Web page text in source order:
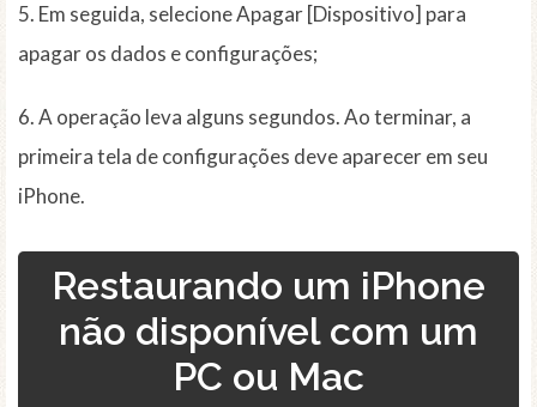
5. Em seguida, selecione Apagar [Dispositivo] para
apagar os dados e configurações;
6. A operação leva alguns segundos. Ao terminar, a
primeira tela de configurações deve aparecer em seu
iPhone.
Restaurando um iPhone
não disponível com um
PC ou Mac